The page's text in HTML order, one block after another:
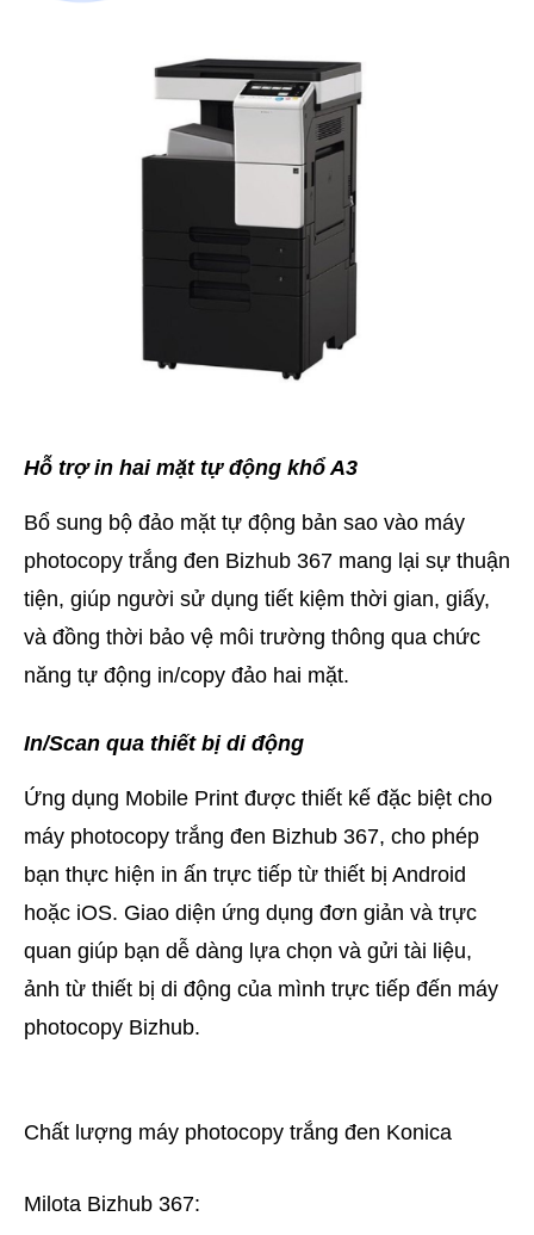
Hỗ trợ in hai mặt tự động khổ A3
Bổ sung bộ đảo mặt tự động bản sao vào máy
photocopy trắng đen Bizhub 367 mang lại sự thuận
tiện, giúp người sử dụng tiết kiệm thời gian, giấy,
và đồng thời bảo vệ môi trường thông qua chức
năng tự động in/copy đảo hai mặt.
In/Scan qua thiết bị di động
Ứng dụng Mobile Print được thiết kế đặc biệt cho
máy photocopy trắng đen Bizhub 367, cho phép
bạn thực hiện in ấn trực tiếp từ thiết bị Android
hoặc iOS. Giao diện ứng dụng đơn giản và trực
quan giúp bạn dễ dàng lựa chọn và gửi tài liệu,
ảnh từ thiết bị di động của mình trực tiếp đến máy
photocopy Bizhub.
Chất lượng máy photocopy trắng đen Konica
Milota Bizhub 367: